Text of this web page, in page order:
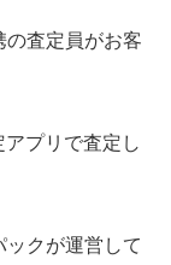
の査定員がお客
プリで査定し
クが運営して